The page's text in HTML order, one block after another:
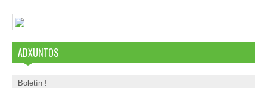
ADXUNTOS
Boletín !